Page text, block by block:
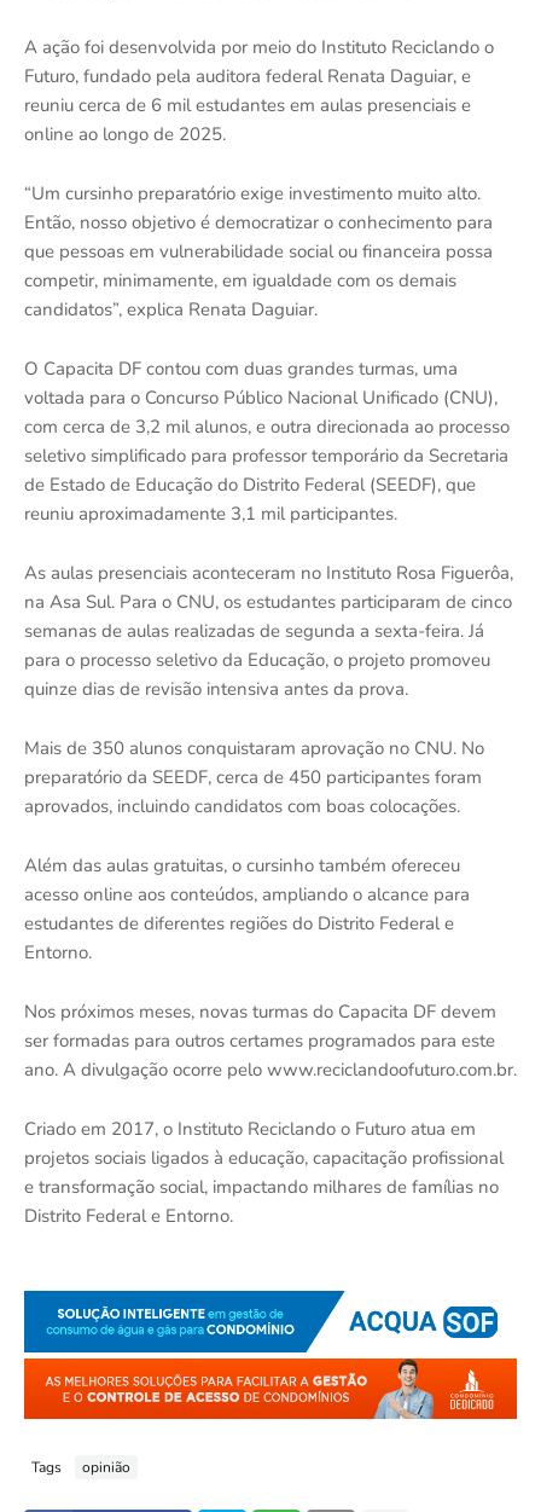
A ação foi desenvolvida por meio do Instituto Reciclando o
Futuro, fundado pela auditora federal Renata Daguiar, e
reuniu cerca de 6 mil estudantes em aulas presenciais e
online ao longo de 2025.
“Um cursinho preparatório exige investimento muito alto.
Então, nosso objetivo é democratizar o conhecimento para
que pessoas em vulnerabilidade social ou financeira possa
competir, minimamente, em igualdade com os demais
candidatos”, explica Renata Daguiar.
O Capacita DF contou com duas grandes turmas, uma
voltada para o Concurso Público Nacional Unificado (CNU),
com cerca de 3,2 mil alunos, e outra direcionada ao processo
seletivo simplificado para professor temporário da Secretaria
de Estado de Educação do Distrito Federal (SEEDF), que
reuniu aproximadamente 3,1 mil participantes.
As aulas presenciais aconteceram no Instituto Rosa Figuerôa,
na Asa Sul. Para o CNU, os estudantes participaram de cinco
semanas de aulas realizadas de segunda a sexta-feira. Já
para o processo seletivo da Educação, o projeto promoveu
quinze dias de revisão intensiva antes da prova.
Mais de 350 alunos conquistaram aprovação no CNU. No
preparatório da SEEDF, cerca de 450 participantes foram
aprovados, incluindo candidatos com boas colocações.
Além das aulas gratuitas, o cursinho também ofereceu
acesso online aos conteúdos, ampliando o alcance para
estudantes de diferentes regiões do Distrito Federal e
Entorno.
Nos próximos meses, novas turmas do Capacita DF devem
ser formadas para outros certames programados para este
ano. A divulgação ocorre pelo www.reciclandoofuturo.com.br.
Criado em 2017, o Instituto Reciclando o Futuro atua em
projetos sociais ligados à educação, capacitação profissional
e transformação social, impactando milhares de famílias no
Distrito Federal e Entorno.
Tags opinião